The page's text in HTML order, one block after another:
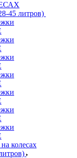
45 литров)
колесах